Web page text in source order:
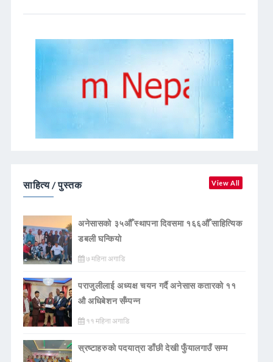
साहित्य / पुस्तक View All
अनेसासको ३५औँ स्थापना दिवसमा १६६औँ साहित्यिक
डबली घन्कियाे
७ महिना अगाडि
पराजुलीलाई अध्यक्ष चयन गर्दै अनेसास कतारको ११
औ अधिबेशन सँम्पन्न
११ महिना अगाडि
स्रष्टाहरुको पदयात्रा डाँछी देखी फुँयालगाउँ सम्म